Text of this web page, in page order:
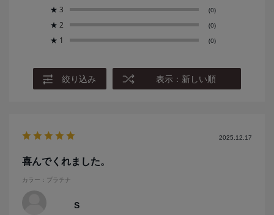
★ 3 (0)
★ 2 (0)
★ 1 (0)
絞り込み 表示：新しい順
2025.12.17
喜んでくれました。
カラー：プラチナ
S